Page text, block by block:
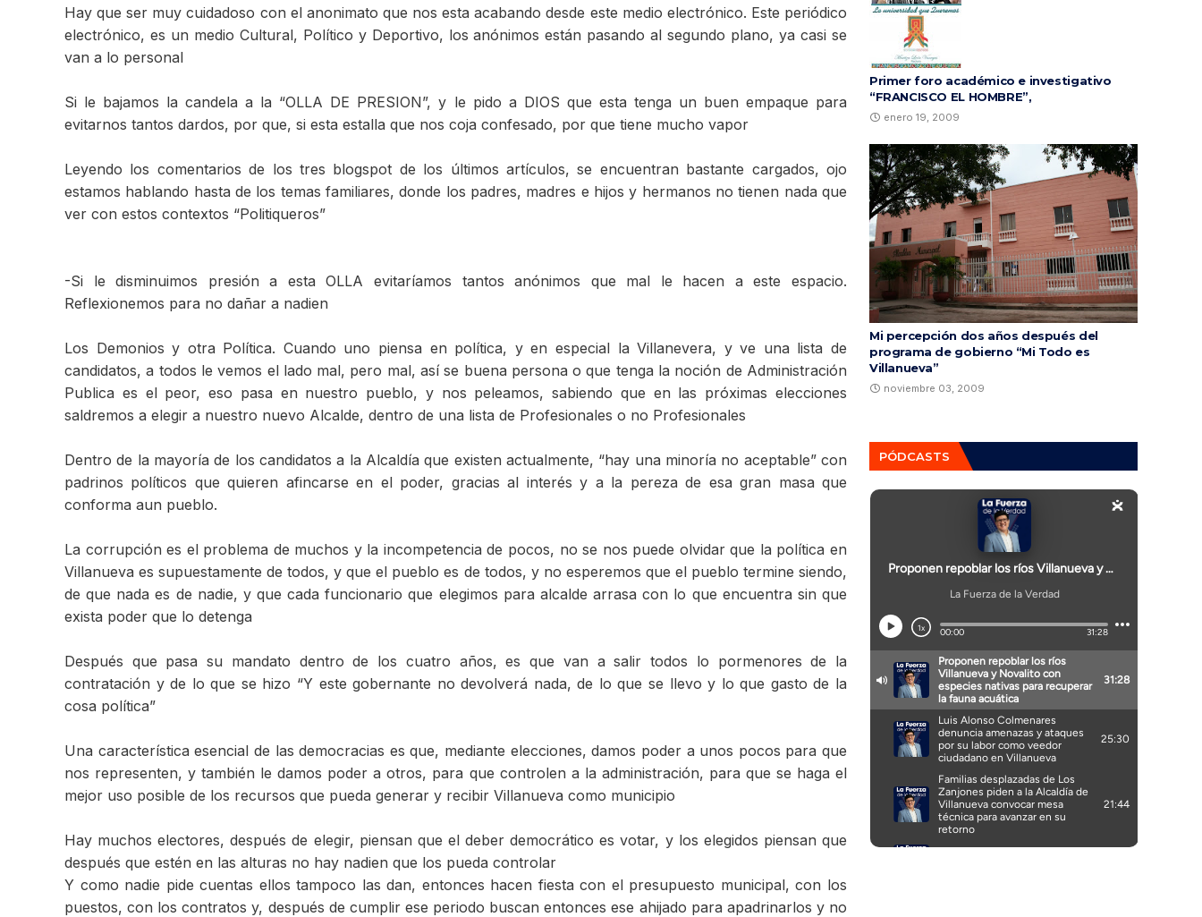
Hay que ser muy cuidadoso con el anonimato que nos esta acabando desde este medio electrónico. Este periódico
electrónico, es un medio Cultural, Político y Deportivo, los anónimos están pasando al segundo plano, ya casi se
van a lo personal
Si le bajamos la candela a la “OLLA DE PRESION”, y le pido a DIOS que esta tenga un buen empaque para
evitarnos tantos dardos, por que, si esta estalla que nos coja confesado, por que tiene mucho vapor
Leyendo los comentarios de los tres blogspot de los últimos artículos, se encuentran bastante cargados, ojo
estamos hablando hasta de los temas familiares, donde los padres, madres e hijos y hermanos no tienen nada que
ver con estos contextos “Politiqueros”
-Si le disminuimos presión a esta OLLA evitaríamos tantos anónimos que mal le hacen a este espacio.
Reflexionemos para no dañar a nadien
Los Demonios y otra Política. Cuando uno piensa en política, y en especial la Villanevera, y ve una lista de
candidatos, a todos le vemos el lado mal, pero mal, así se buena persona o que tenga la noción de Administración
Publica es el peor, eso pasa en nuestro pueblo, y nos peleamos, sabiendo que en las próximas elecciones
saldremos a elegir a nuestro nuevo Alcalde, dentro de una lista de Profesionales o no Profesionales
Dentro de la mayoría de los candidatos a la Alcaldía que existen actualmente, “hay una minoría no aceptable” con
padrinos políticos que quieren afincarse en el poder, gracias al interés y a la pereza de esa gran masa que
conforma aun pueblo.
La corrupción es el problema de muchos y la incompetencia de pocos, no se nos puede olvidar que la política en
Villanueva es supuestamente de todos, y que el pueblo es de todos, y no esperemos que el pueblo termine siendo,
de que nada es de nadie, y que cada funcionario que elegimos para alcalde arrasa con lo que encuentra sin que
exista poder que lo detenga
Después que pasa su mandato dentro de los cuatro años, es que van a salir todos lo pormenores de la
contratación y de lo que se hizo “Y este gobernante no devolverá nada, de lo que se llevo y lo que gasto de la
cosa política”
Una característica esencial de las democracias es que, mediante elecciones, damos poder a unos pocos para que
nos representen, y también le damos poder a otros, para que controlen a la administración, para que se haga el
mejor uso posible de los recursos que pueda generar y recibir Villanueva como municipio
Hay muchos electores, después de elegir, piensan que el deber democrático es votar, y los elegidos piensan que
después que estén en las alturas no hay nadien que los pueda controlar
Y como nadie pide cuentas ellos tampoco las dan, entonces hacen fiesta con el presupuesto municipal, con los
puestos, con los contratos y, después de cumplir ese periodo buscan entonces ese ahijado para apadrinarlos y no
Primer foro académico e investigativo
“FRANCISCO EL HOMBRE”,
enero 19, 2009
Mi percepción dos años después del
programa de gobierno “Mi Todo es
Villanueva”
noviembre 03, 2009
PÓDCASTS